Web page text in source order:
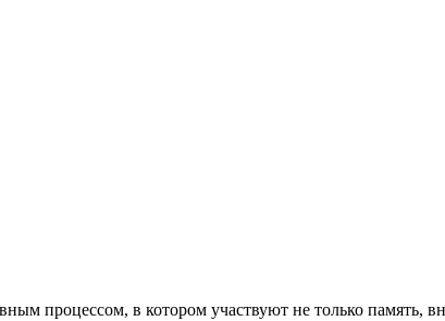
процессом, в котором участвуют не только память,